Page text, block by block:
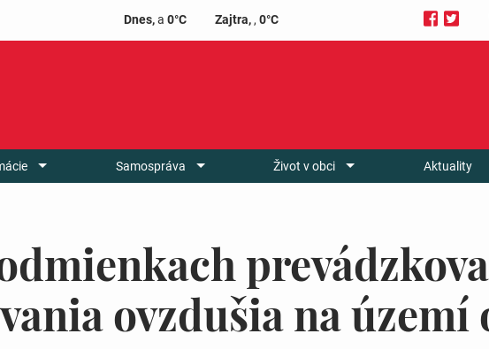
Dnes, a 0°C Zajtra,, 0°C
Samospráva Život v obci Aktuality
ovzdušia na území